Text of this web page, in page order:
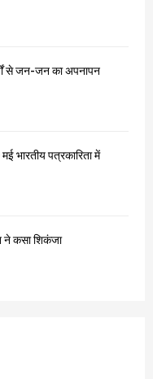
से जन-जन का अपनापन
भारतीय पत्रकारिता में
ने कसा शिकंजा